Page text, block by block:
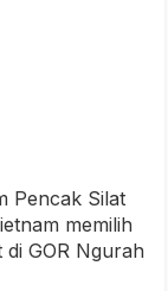
Pencak Silat
memilih
GOR Ngurah